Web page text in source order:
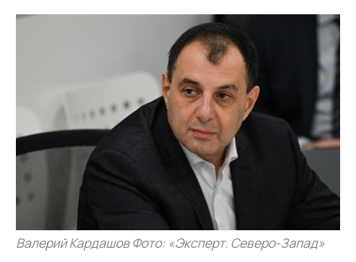
Валерий Кардашов Фото: «Эксперт. Северо-Запад»